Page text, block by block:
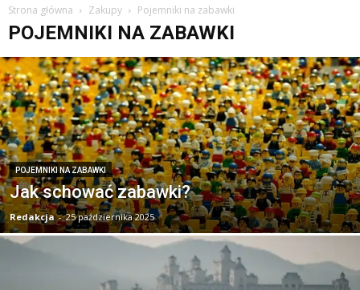
Strona główna Zakupy Pojemniki na zabawki
POJEMNIKI NA ZABAWKI
POJEMNIKI NA ZABAWKI
Jak schować zabawki?
Redakcja - 25 października 2025